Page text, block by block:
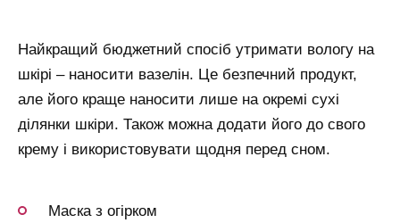
Найкращий бюджетний спосіб утримати вологу на
шкірі – наносити вазелін. Це безпечний продукт,
але його краще наносити лише на окремі сухі
ділянки шкіри. Також можна додати його до свого
крему і використовувати щодня перед сном.
Маска з огірком